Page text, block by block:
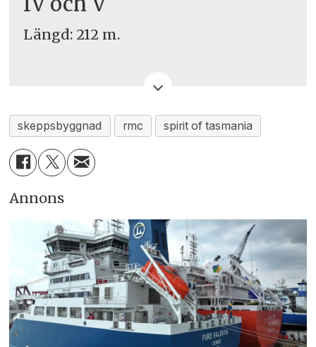
Längd: 212 m.
Djupgående: 7 m.
Bruttotonnage: 48.000 t
Hastighet: 26 knop (48 km/h)
Filmeter: 3.700 m
skeppsbyggnad rmc spirit of tasmania
Annons